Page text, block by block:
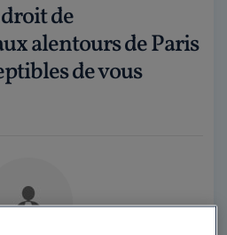
droit de
alentours de Paris
de vous